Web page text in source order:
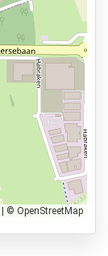
© OpenStreetMap